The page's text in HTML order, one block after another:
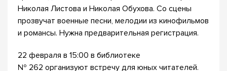
Николая Листова и Николая Обухова. Со сцены
прозвучат военные песни, мелодии из кинофильмов
и романсы. Нужна предварительная регистрация.
22 февраля в 15:00 в библиотеке
№ 262 организуют встречу для юных читателей.